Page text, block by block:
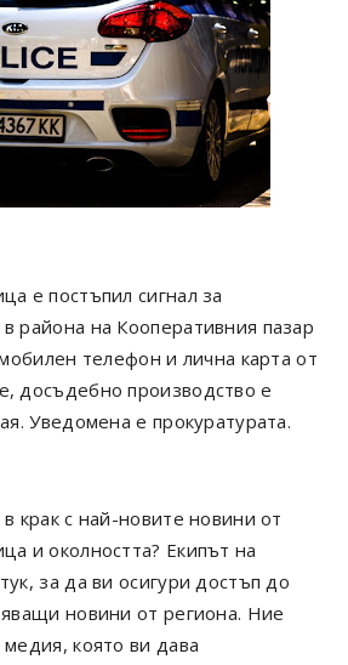
е постъпил сигнал за
района на Кооперативния пазар
телефон и лична карта от
досъдебно производство е
Уведомена е прокуратурата.
крак с най-новите новини от
и околността? Екипът на
за да ви осигури достъп до
новини от региона. Ние
която ви дава